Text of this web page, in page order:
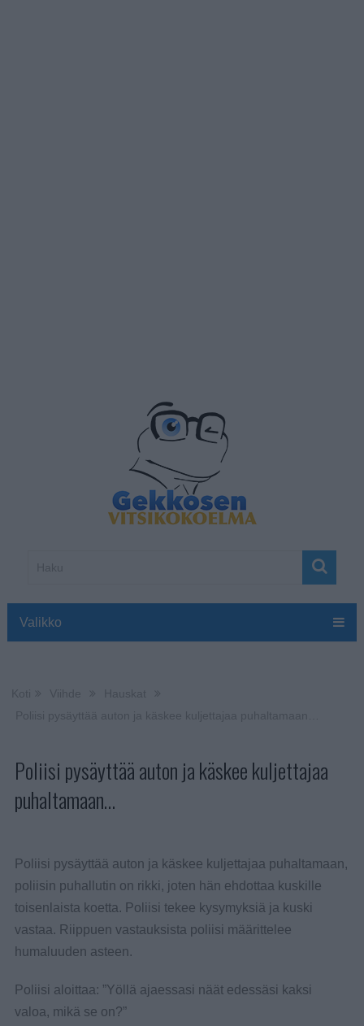
Valikko
Poliisi pysäyttää auton ja käskee kuljettajaa
puhaltamaan…
Poliisi pysäyttää auton ja käskee kuljettajaa puhaltamaan,
poliisin puhallutin on rikki, joten hän ehdottaa kuskille
toisenlaista koetta. Poliisi tekee kysymyksiä ja kuski
vastaa. Riippuen vastauksista poliisi määrittelee
humaluuden asteen.
Poliisi aloittaa: ”Yöllä ajaessasi näät edessäsi kaksi
valoa, mikä se on?”